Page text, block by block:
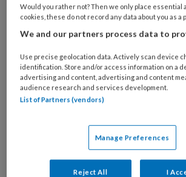
Foto: Ashley Christiano
PREMIUM
Wilt u dit artikel
Would you rather not? Then we only place essential
cookies, these do not record any data about you as a
We and our partners process data to
Use precise geolocation data. Actively scan device
identification. Store and/or access information on a
advertising and content, advertising and content
audience research and services development.
List of Partners (vendors)
Manage Preferences
Reject All I